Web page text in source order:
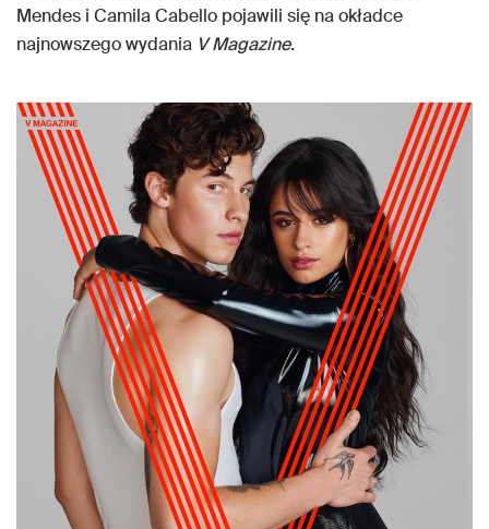
Mendes i Camila Cabello pojawili się na okładce
najnowszego wydania V Magazine.